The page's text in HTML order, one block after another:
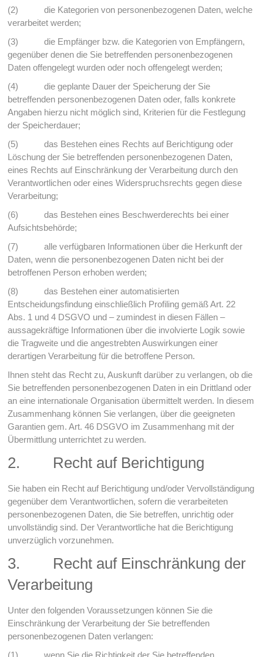
(2) die Kategorien von personenbezogenen Daten, welche
verarbeitet werden;
(3) die Empfänger bzw. die Kategorien von Empfängern,
gegenüber denen die Sie betreffenden personenbezogenen
Daten offengelegt wurden oder noch offengelegt werden;
(4) die geplante Dauer der Speicherung der Sie
betreffenden personenbezogenen Daten oder, falls konkrete
Angaben hierzu nicht möglich sind, Kriterien für die Festlegung
der Speicherdauer;
(5) das Bestehen eines Rechts auf Berichtigung oder
Löschung der Sie betreffenden personenbezogenen Daten,
eines Rechts auf Einschränkung der Verarbeitung durch den
Verantwortlichen oder eines Widerspruchsrechts gegen diese
Verarbeitung;
(6) das Bestehen eines Beschwerderechts bei einer
Aufsichtsbehörde;
(7) alle verfügbaren Informationen über die Herkunft der
Daten, wenn die personenbezogenen Daten nicht bei der
betroffenen Person erhoben werden;
(8) das Bestehen einer automatisierten
Entscheidungsfindung einschließlich Profiling gemäß Art. 22
Abs. 1 und 4 DSGVO und – zumindest in diesen Fällen –
aussagekräftige Informationen über die involvierte Logik sowie
die Tragweite und die angestrebten Auswirkungen einer
derartigen Verarbeitung für die betroffene Person.
Ihnen steht das Recht zu, Auskunft darüber zu verlangen, ob die
Sie betreffenden personenbezogenen Daten in ein Drittland oder
an eine internationale Organisation übermittelt werden. In diesem
Zusammenhang können Sie verlangen, über die geeigneten
Garantien gem. Art. 46 DSGVO im Zusammenhang mit der
Übermittlung unterrichtet zu werden.
2. Recht auf Berichtigung
Sie haben ein Recht auf Berichtigung und/oder Vervollständigung
gegenüber dem Verantwortlichen, sofern die verarbeiteten
personenbezogenen Daten, die Sie betreffen, unrichtig oder
unvollständig sind. Der Verantwortliche hat die Berichtigung
unverzüglich vorzunehmen.
3. Recht auf Einschränkung der
Verarbeitung
Unter den folgenden Voraussetzungen können Sie die
Einschränkung der Verarbeitung der Sie betreffenden
personenbezogenen Daten verlangen:
(1) wenn Sie die Richtigkeit der Sie betreffenden